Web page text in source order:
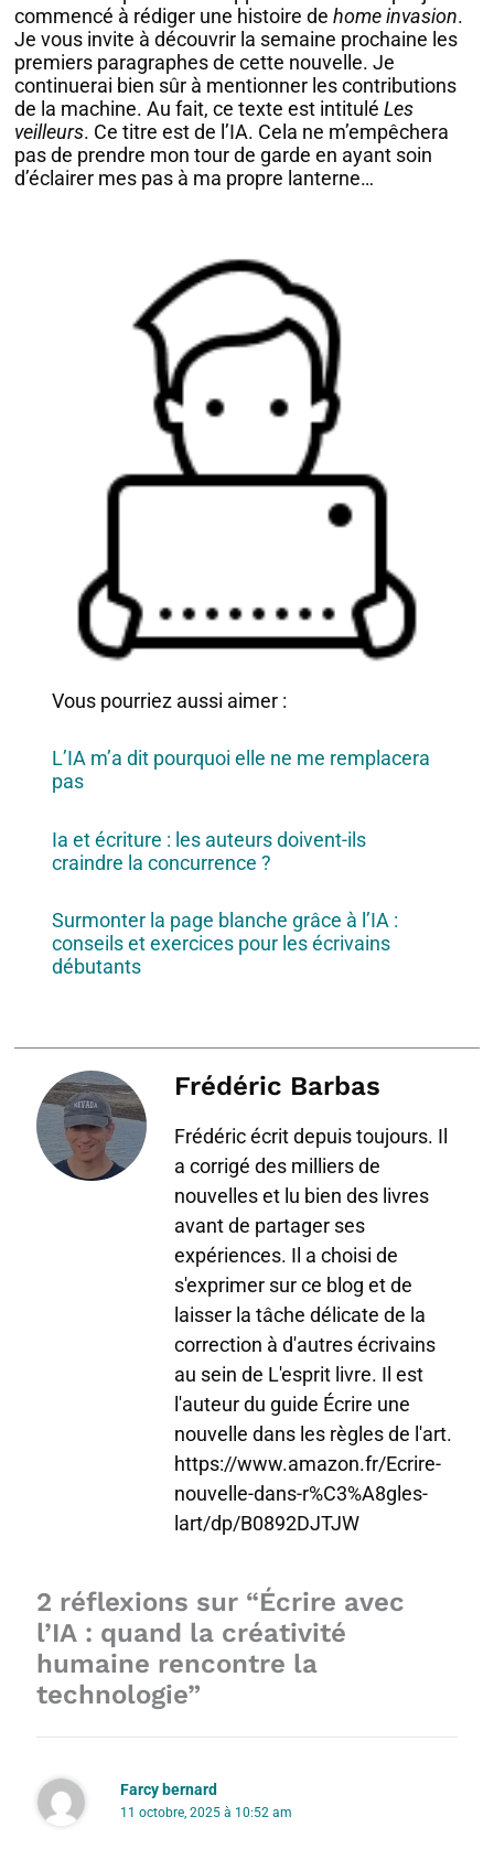
commencé à rédiger une histoire dehome invasion.
Je vous invite à découvrir la semaine prochaine les
premiers paragraphes de cette nouvelle. Je
continuerai bien sûr à mentionner les contributions
de la machine. Au fait, ce texte est intituléLes
veilleurs. Ce titre est de l’IA. Cela ne m’empêchera
pas de prendre mon tour de garde en ayant soin
d’éclairer mes pas à ma propre lanterne…
Vous pourriez aussi aimer :
L’IA m’a dit pourquoi elle ne me remplacera
pas
Ia et écriture : les auteurs doivent-ils
craindre la concurrence ?
Surmonter la page blanche grâce à l’IA :
conseils et exercices pour les écrivains
débutants
Frédéric Barbas
Frédéric écrit depuis toujours. Il
a corrigé des milliers de
nouvelles et lu bien des livres
avant de partager ses
expériences. Il a choisi de
s'exprimer sur ce blog et de
laisser la tâche délicate de la
correction à d'autres écrivains
au sein de L'esprit livre. Il est
l'auteur du guide Écrire une
nouvelle dans les règles de l'art.
https://www.amazon.fr/Ecrire-
nouvelle-dans-r%C3%A8gles-
lart/dp/B0892DJTJW
2 réflexions sur “Écrire avec
l’IA : quand la créativité
humaine rencontre la
technologie”
Farcy bernard
11 octobre, 2025 à 10:52 am